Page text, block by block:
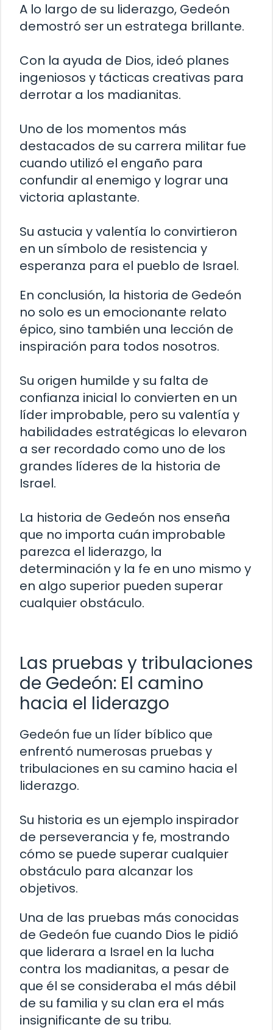
A lo largo de su liderazgo, Gedeón
demostró ser un estratega brillante.
Con la ayuda de Dios, ideó planes
ingeniosos y tácticas creativas para
derrotar a los madianitas.
Uno de los momentos más
destacados de su carrera militar fue
cuando utilizó el engaño para
confundir al enemigo y lograr una
victoria aplastante.
Su astucia y valentía lo convirtieron
en un símbolo de resistencia y
esperanza para el pueblo de Israel.
En conclusión, la historia de Gedeón
no solo es un emocionante relato
épico, sino también una lección de
inspiración para todos nosotros.
Su origen humilde y su falta de
confianza inicial lo convierten en un
líder improbable, pero su valentía y
habilidades estratégicas lo elevaron
a ser recordado como uno de los
grandes líderes de la historia de
Israel.
La historia de Gedeón nos enseña
que no importa cuán improbable
parezca el liderazgo, la
determinación y la fe en uno mismo y
en algo superior pueden superar
cualquier obstáculo.
Las pruebas y tribulaciones
de Gedeón: El camino
hacia el liderazgo
Gedeón fue un líder bíblico que
enfrentó numerosas pruebas y
tribulaciones en su camino hacia el
liderazgo.
Su historia es un ejemplo inspirador
de perseverancia y fe, mostrando
cómo se puede superar cualquier
obstáculo para alcanzar los
objetivos.
Una de las pruebas más conocidas
de Gedeón fue cuando Dios le pidió
que liderara a Israel en la lucha
contra los madianitas, a pesar de
que él se consideraba el más débil
de su familia y su clan era el más
insignificante de su tribu.